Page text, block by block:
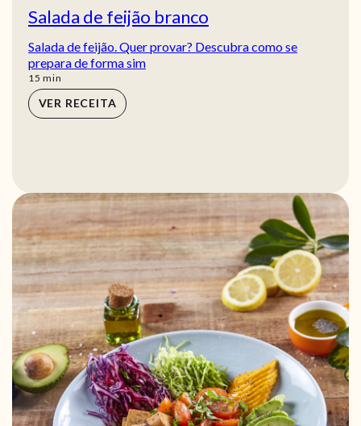
Salada de feijão branco
Salada de feijão. Quer provar? Descubra como se
prepara de forma sim
15 min
min
VER RECEITA